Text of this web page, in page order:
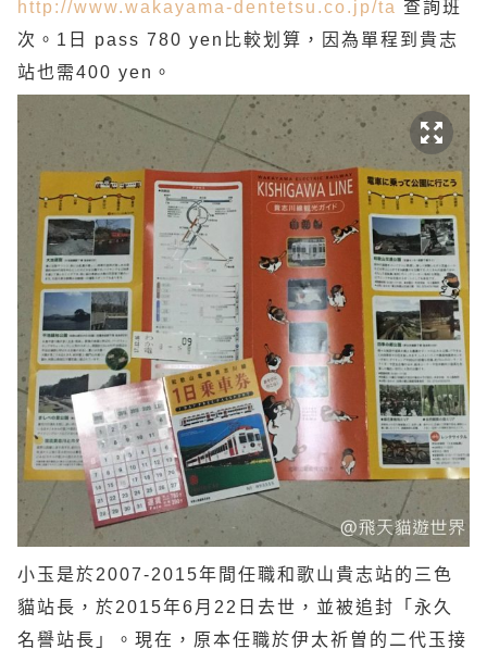
http://www.wakayama-dentetsu.co.jp/ta 查詢班
次。1日 pass 780 yen比較划算，因為單程到貴志
站也需400 yen。
小玉是於2007-2015年間任職和歌山貴志站的三色
貓站長，於2015年6月22日去世，並被追封「永久
名譽站長」。現在，原本任職於伊太祈曽的二代玉接